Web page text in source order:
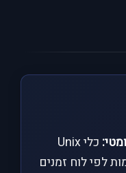
כלי Unix
לפי לוח זמנים